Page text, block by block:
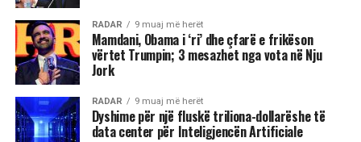
RADAR 9 muaj më herët
Mamdani, Obama i ‘ri’ dhe çfarë e frikëson
vërtet Trumpin; 3 mesazhet nga vota në Nju
Jork
RADAR 9 muaj më herët
Dyshime për një fluskë triliona-dollarëshe të
data center për Inteligjencën Artificiale